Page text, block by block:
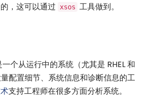
，这可以通过 xsos 工具做到。
个从运行中的系统（尤其是 RHEL 和
配置细节、系统信息和诊断信息的工
支持工程师在很多方面分析系统。